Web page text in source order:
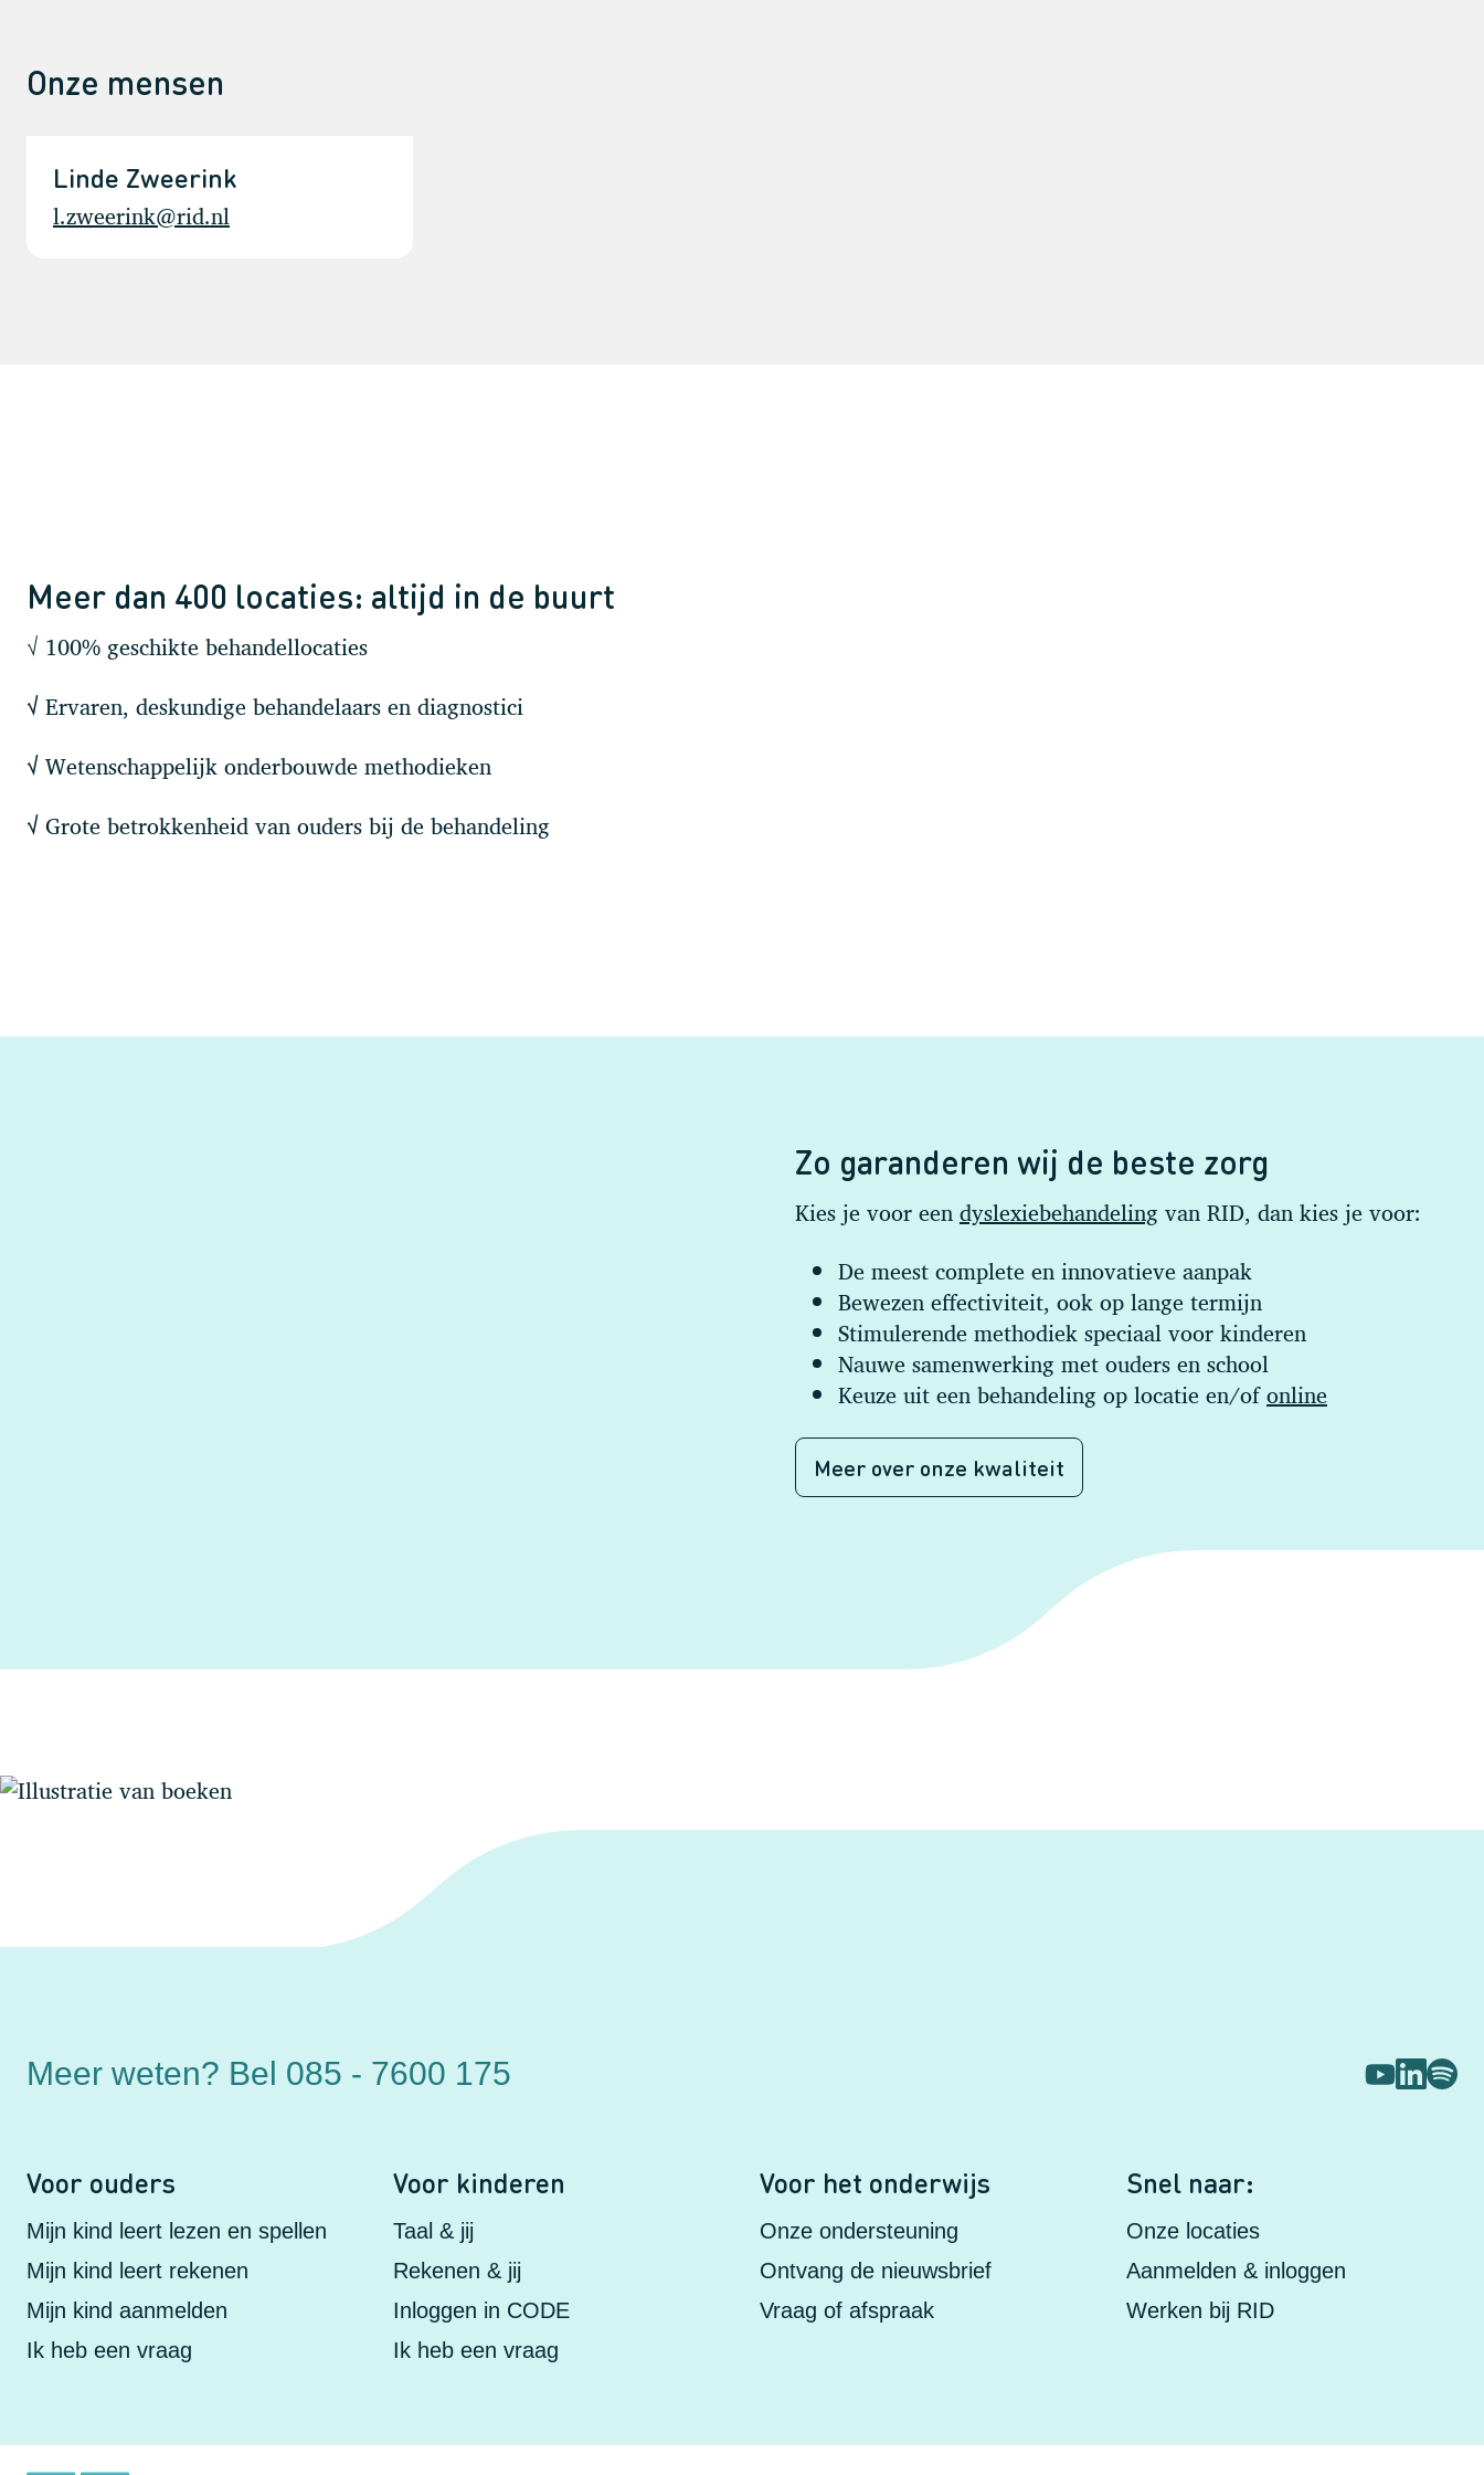
Onze mensen
Linde Zweerink
l.zweerink@rid.nl
Meer dan 400 locaties: altijd in de buurt
√ 100% geschikte behandellocaties
√ Ervaren, deskundige behandelaars en diagnostici
√ Wetenschappelijk onderbouwde methodieken
√ Grote betrokkenheid van ouders bij de behandeling
Zo garanderen wij de beste zorg
Kies je voor eendyslexiebehandelingvan RID, dan kies je voor:
De meest complete en innovatieve aanpak
Bewezen effectiviteit, ook op lange termijn
Stimulerende methodiek speciaal voor kinderen
Nauwe samenwerking met ouders en school
Keuze uit een behandeling op locatie en/ofonline
Meer over onze kwaliteit
Meer weten? Bel 085 - 7600 175
Voor ouders
Mijn kind leert lezen en spellen
Mijn kind leert rekenen
Mijn kind aanmelden
Ik heb een vraag
Voor kinderen
Taal & jij
Rekenen & jij
Inloggen in CODE
Ik heb een vraag
Voor het onderwijs
Onze ondersteuning
Ontvang de nieuwsbrief
Vraag of afspraak
Snel naar:
Onze locaties
Aanmelden & inloggen
Werken bij RID